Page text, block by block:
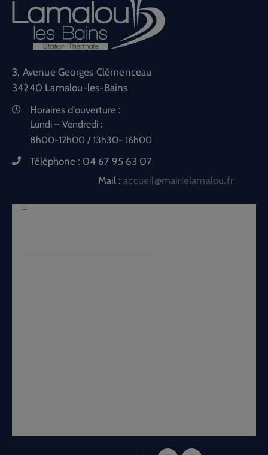
3, Avenue Georges Clémenceau
34240 Lamalou-les-Bains
Horaires d'ouverture :
Lundi – Vendredi :
8h00-12h00 / 13h30- 16h00
Téléphone : 04 67 95 63 07
Mail :accueil@mairielamalou.fr